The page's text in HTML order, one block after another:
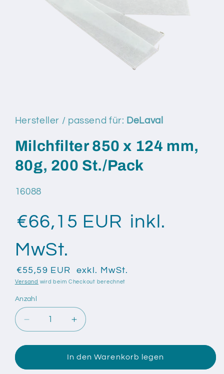
öffnen
Hersteller / passend für: DeLaval
Milchfilter 850 x 124 mm,
80g, 200 St./Pack
SKU:
16088
€66,15 EUR inkl.
MwSt.
€55,59 EUR exkl. MwSt.
Versand wird beim Checkout berechnet
Anzahl
Anzahl
Verringere
die
Menge
Milchfilter
Erhöhe
die
Menge
für
Milchfilter
In den Warenkorb legen